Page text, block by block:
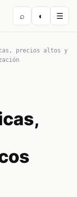
⌕ ◐ ☰
precios altos y